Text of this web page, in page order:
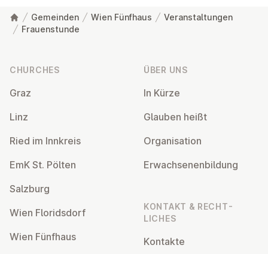
Gemeinden Wien Fünfhaus
Veranstaltungen
Frauenstunde
CHURCHES
Graz
Linz
Ried im Innkreis
EmK St. Pölten
Salzburg
Wien Flor­idsdorf
Wien Fünfhaus
ÜBER UNS
In Kürze
Glauben heißt
Or­gan­isa­tion
Er­wach­sen­en­bildung
KONTAKT & RECHT­
LICHES
Kontakte